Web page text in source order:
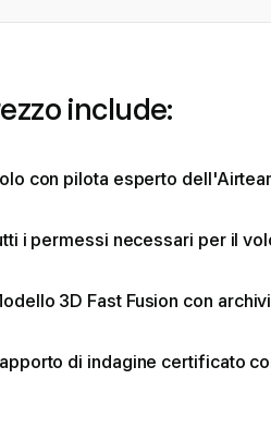
include:
con pilota esperto
i permessi necessari per il
3D Fast Fusion con
di indagine certificato